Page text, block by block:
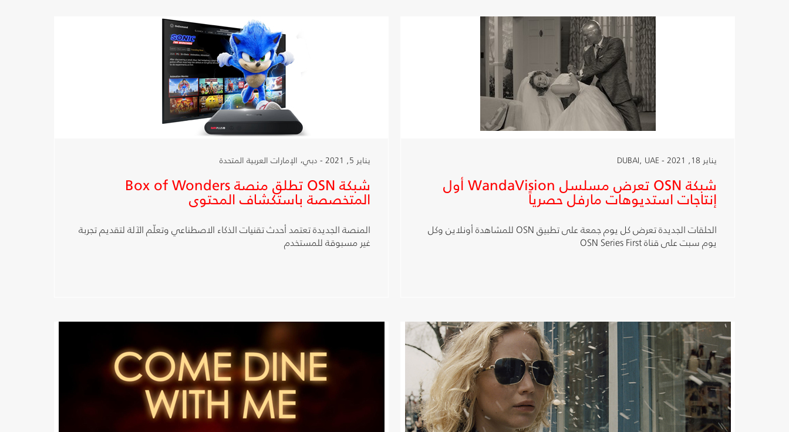
يناير 18, 2021 - DUBAI, UAE
شبكة OSN تعرض مسلسل WandaVision أول
إنتاجات استديوهات مارفل حصرياً
الحلقات الجديدة تعرض كل يوم جمعة على تطبيق OSN للمشاهدة أونلاين وكل
يوم سبت على قناة OSN Series First
يناير 5, 2021 - دبي، الإمارات العربية المتحدة
شبكة OSN تطلق منصة Box of Wonders
المتخصصة باستكشاف المحتوى
المنصة الجديدة تعتمد أحدث تقنيات الذكاء الاصطناعي وتعلّم الآلة لتقديم تجربة
غير مسبوقة للمستخدم